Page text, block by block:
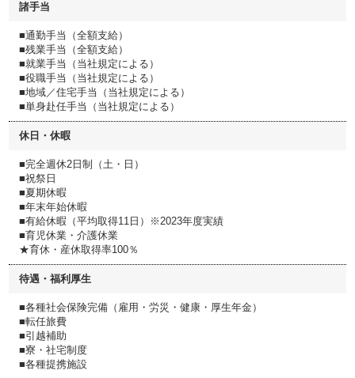
諸手当
■通勤手当（全額支給）
■残業手当（全額支給）
■就業手当（当社規定による）
■役職手当（当社規定による）
■地域／住宅手当（当社規定による）
■単身赴任手当（当社規定による）
休日・休暇
■完全週休2日制（土・日）
■祝祭日
■夏期休暇
■年末年始休暇
■有給休暇（平均取得11日）※2023年度実績
■育児休業・介護休業
★育休・産休取得率100％
待遇・福利厚生
■各種社会保険完備（雇用・労災・健康・厚生年金）
■転任旅費
■引越補助
■寮・社宅制度
■各種提携施設